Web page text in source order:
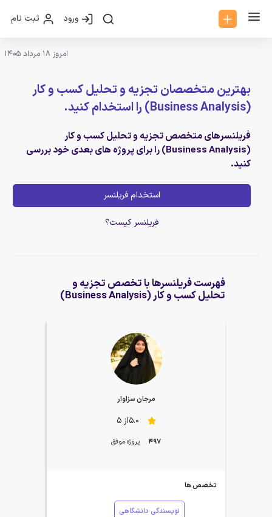
ورود ثبت نام
امروز 18 مرداد 1405
بهترین متخصصان تجزیه و تحلیل کسب و کار
(Business Analysis) را استخدام کنید.
فریلنسرهای متخصص تجزیه و تحلیل کسب و کار
(Business Analysis) را برای پروژه های بعدی خود بررسی
کنید.
استخدام فریلنسر
فریلنسر کیست؟
فهرست فریلنسرها با تخصص تجزیه و
تحلیل کسب و کار (Business Analysis)
مرجان سزاوار
5.0از 5
497 پروژه موفق
تخصص ها
نویسندگی دانشگاهی